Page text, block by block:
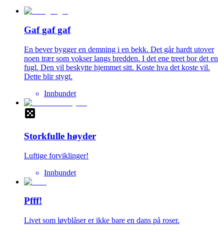
Gaf gaf gaf
En bever bygger en demning i en bekk. Det går hardt utover
noen trær som vokser langs bredden. I det ene treet bor det en
fugl. Den vil beskytte hjemmet sitt. Koste hva det koste vil.
Dette blir stygt.
Innbundet
Storkfulle høyder
Luftige forviklinger!
Innbundet
Pfff!
Livet som løvblåser er ikke bare en dans på roser.